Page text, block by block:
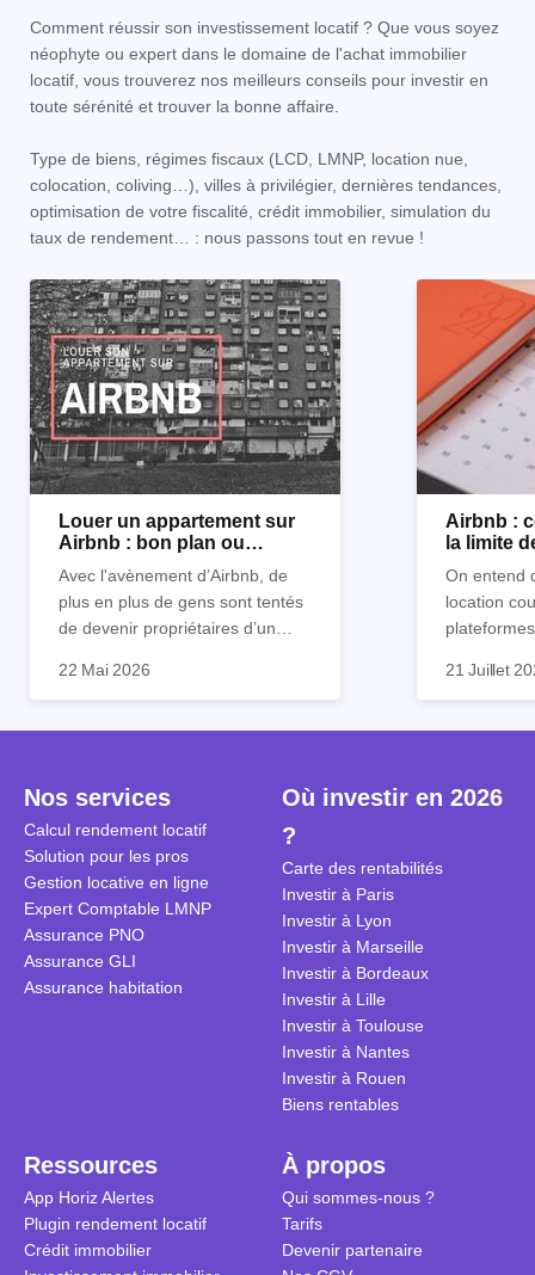
Comment réussir son investissement locatif ? Que vous soyez
néophyte ou expert dans le domaine de l'achat immobilier
locatif, vous trouverez nos meilleurs conseils pour investir en
toute sérénité et trouver la bonne affaire.
Type de biens, régimes fiscaux (LCD, LMNP, location nue,
colocation, coliving…), villes à privilégier, dernières tendances,
optimisation de votre fiscalité, crédit immobilier, simulation du
taux de rendement… : nous passons tout en revue !
Louer un appartement sur
Airbnb : bon plan ou
Avec l'avènement d’Airbnb, de
plus en plus de gens sont tentés
de devenir propriétaires d’un
suite. On compte environ 25 000
sont des meublés touristiques à
est-ce rentable ? Quels sont les
frais à prévoir ? Les différentes
conditions à remplir ?
22 Mai 2026
Airbnb :
la limite
On entend
location
idées
Je vais
entendu)
encore ne
d’autres
21 Juillet
Nos services
Calcul rendement locatif
Solution pour les pros
Gestion locative en ligne
Expert Comptable LMNP
Assurance PNO
Assurance GLI
Assurance habitation
Où investir en 2026
?
Carte des rentabilités
Investir à Paris
Investir à Lyon
Investir à Marseille
Investir à Bordeaux
Investir à Lille
Investir à Toulouse
Investir à Nantes
Investir à Rouen
Biens rentables
Ressources
App Horiz Alertes
Plugin rendement locatif
Crédit immobilier
À propos
Qui sommes-nous ?
Tarifs
Devenir partenaire